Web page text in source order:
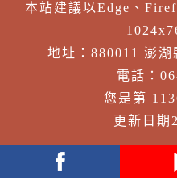
本站建議以Edge、
地址：880011 澎湖
電話：
您是第
更新日期